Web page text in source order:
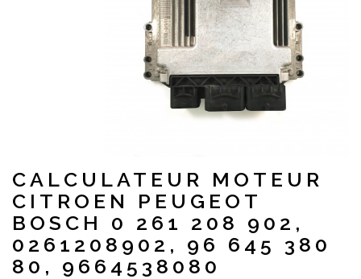
CALCULATEUR MOTEUR
CITROEN PEUGEOT
BOSCH 0 261 208 902,
0261208902, 96 645 380
80, 9664538080